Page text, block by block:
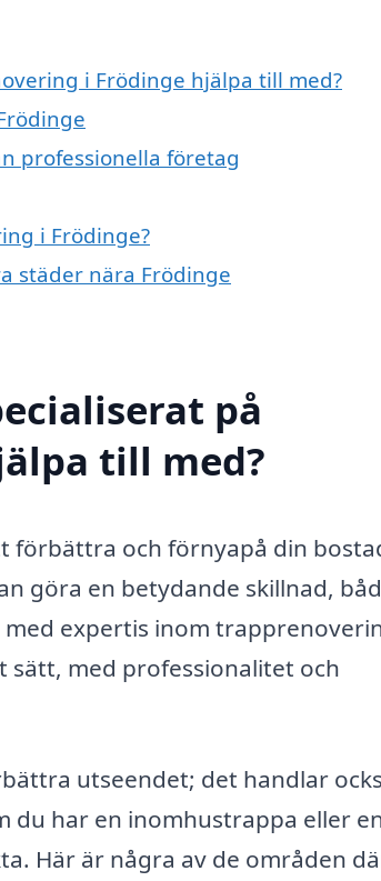
i Frödinge hjälpa till med?
professionella företag
i Frödinge?
städer nära Frödinge
på
till med?
förbättra och förnyapå din
göra en betydande skillnad,
expertis inom
med professionalitet och
utseendet; det handlar
du har en inomhustrappa eller
Här är några av de områden